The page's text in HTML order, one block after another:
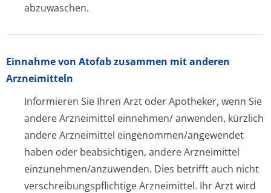
abzuwaschen.
Einnahme von Atofab zusammen mit anderen
Arzneimitteln
Informieren Sie Ihren Arzt oder Apotheker, wenn Sie
andere Arzneimittel einnehmen/ anwenden, kürzlich
andere Arzneimittel eingenommen/an­gewendet
haben oder beabsichtigen, andere Arzneimittel
einzunehmen/an­zuwenden. Dies betrifft auch nicht
verschreibungspflichti­ge Arzneimittel. Ihr Arzt wird